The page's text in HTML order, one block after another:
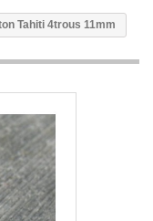
Tahiti 4trous 11mm